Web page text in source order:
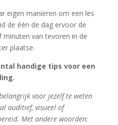
eigen manieren om een les
de één de dag ervoor de
van tevoren in de
plaatse.
handige tips voor een
voor jezelf te weten
auditief, visueel of
Met andere woorden: